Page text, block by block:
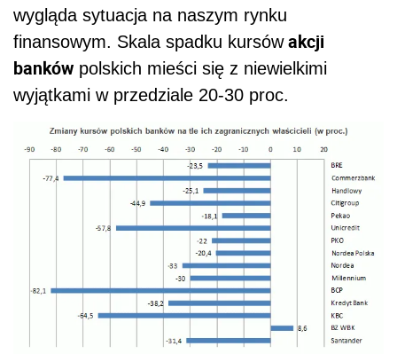
wygląda sytuacja na naszym rynku
finansowym. Skala spadku kursówakcji
banków polskich mieści się z niewielkimi
wyjątkami w przedziale 20-30 proc.